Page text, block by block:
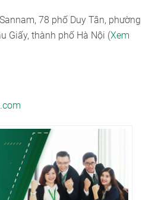
78 phố Duy Tân, phường
Giấy, thành phố Hà Nội (Xem